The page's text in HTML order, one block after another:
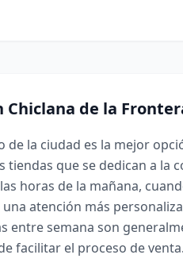
Chiclana de la
la ciudad es la mejor
tiendas que se dedican a la
horas de la mañana,
atención más
entre semana son
facilitar el proceso de venta.